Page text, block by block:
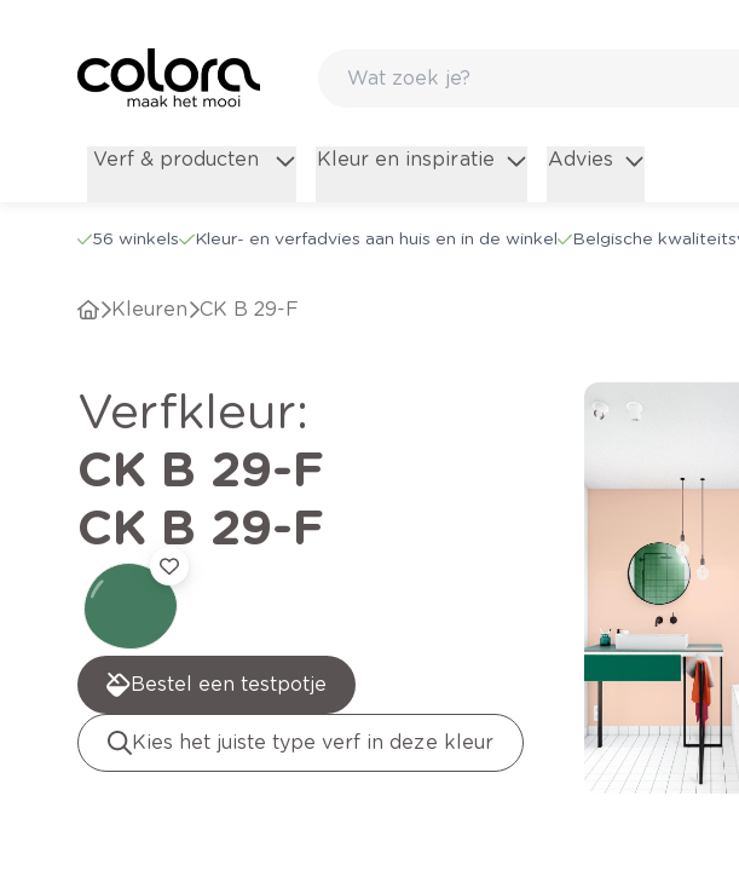
Verf & producten Kleur en inspiratie Advies
56 winkels Kleur- en verfadvies aan huis en in de winkel Belgische
Kleuren CK B 29-F
verfkleur:
CK B 29-F
CK B 29-F
Bestel een testpotje
Kies het juiste type verf in deze kleur